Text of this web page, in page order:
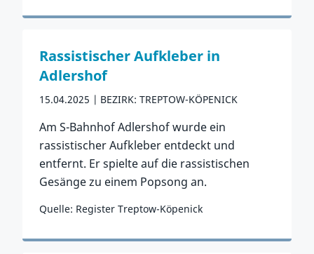
Zum Vorfall
Rassistischer Aufkleber in
Adlershof
15.04.2025 BEZIRK: TREPTOW-KÖPENICK
Am S-Bahnhof Adlershof wurde ein
rassistischer Aufkleber entdeckt und
entfernt. Er spielte auf die rassistischen
Gesänge zu einem Popsong an.
Quelle: Register Treptow-Köpenick
Zum Vorfall